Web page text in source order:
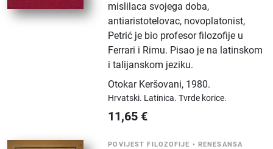
mislilaca svojega doba,
antiaristotelovac, novoplatonist,
Petrić je bio profesor filozofije u
Ferrari i Rimu. Pisao je na latinskom
i talijanskom jeziku.
Otokar Keršovani, 1980.
Hrvatski. Latinica.Tvrde korice.
11,65 €
POVIJEST FILOZOFIJE • RENESANSA